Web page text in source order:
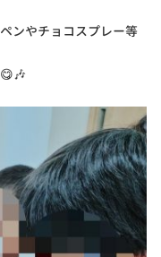
ンやチョコスプレー等